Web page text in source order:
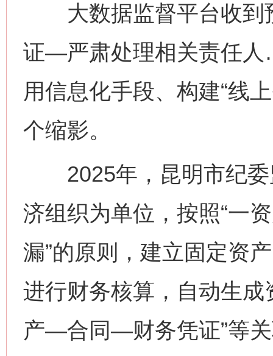
大数据监督平台收到
证—严肃处理相关责任
用信息化手段、构建“线
个缩影。
2025年，昆明市纪委
济组织为单位，按照“一
漏”的原则，建立固定资
进行财务核算，自动生成
产—合同—财务凭证”等